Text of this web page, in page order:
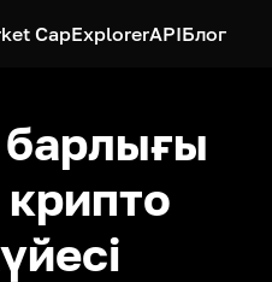
CapExplorerAPIБлог
крипто